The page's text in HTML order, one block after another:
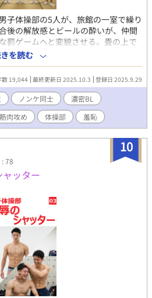
のみのBLです。（後で脇役で女性が
せんが、メインにはいません） ※ほ
ンはおそらく後半だと思いますが、
※ムーンのほうでも重複投稿してい
子体操部の5人が、旅館の一室で繰り
後の解放感とビールの酔いが、仲間
罰ゲームへと変貌させる。畳の上で
り、蛍光灯の薄暗い光の下、男たち
、3年生1人、2年生2人の5人の筋肉
ーで勝負。最初は腕立てや一発芸と
、ビールの空き缶が増えるにつれ、
め」とエスカレート。仲間たちの野
と興奮を煽る。ついには「最下位が
ゲームが登場。筋肉質な体が汗で光
が部屋を満たす。行為は正常位、バ
カメラに晒されながら、ノンケの彼
の合間に交わされる軽口や、仲間同
奇妙な親密さを添える。汗ばんだ
の描写が、読者を物語の熱気の中に
が交錯する中、羞恥に顔を赤らめな
オスの姿。青春の熱気と背徳感が交錯
喘ぎ声とともに描きあげる。この狂
か？ （過激な描写を含むため、18歳
を読む
数 19,044 最終更新日 2025.10.3 登録日 2025.9.29
ノンケ同士
濃密BL
筋肉攻め 体操部 羞恥
10
78
ッター